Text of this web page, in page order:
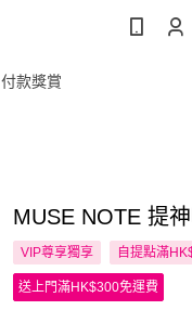
付款獎賞
MUSE NOTE 提
VIP尊享獨享 自提點滿
送上門滿HK$300免運費